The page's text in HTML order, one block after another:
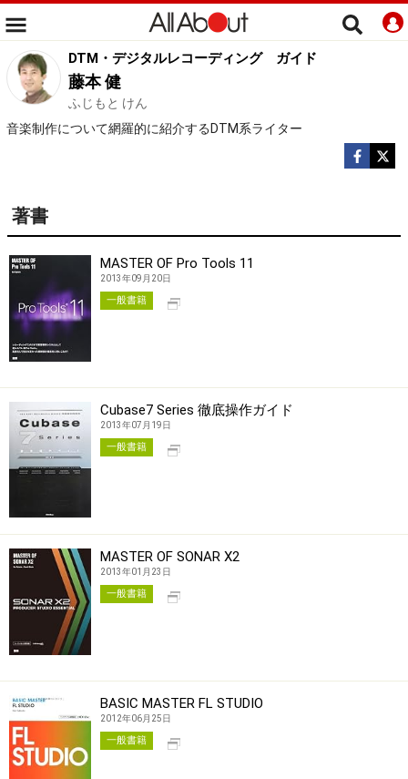
DTM・デジタルレコーディング ガイド
藤本 健
ふじもと けん
音楽制作について網羅的に紹介するDTM系ライター
著書
MASTER OF Pro Tools 11
2013年09月20日
一般書籍
Cubase7 Series 徹底操作ガイド
2013年07月19日
一般書籍
MASTER OF SONAR X2
2013年01月23日
一般書籍
BASIC MASTER FL STUDIO
2012年06月25日
一般書籍